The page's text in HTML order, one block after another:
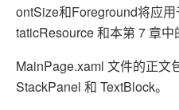
ontSize和Foreground将应
taticResource 和本第 7 章中
MainPage.xaml 文件的正文
StackPanel 和 TextBlock。